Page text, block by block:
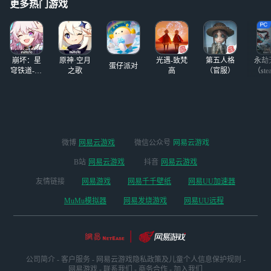
图」或「生日祝
福」 获奖规则：2
024/4/
更多热门游戏
崩坏：星
穹铁道-4.4
原神·空月
之歌
蛋仔派对
光遇-致梵
高
第五人格
（官服）
永劫
（
微博 网易云游戏 微信公众号 网易云游戏
B站 网易云游戏 抖音 网易云游戏
友情链接 网易游戏 网易千千壁纸 网易UU加速器
MuMu模拟器 网易发烧游戏 网易UU远程
公司简介 - 客户服务 - 网易云游戏隐私政策及儿童个人信息保护规则 -